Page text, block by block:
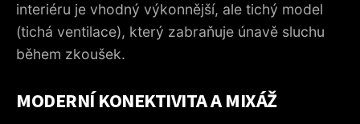
interiéru je vhodný výkonnější, ale tichý model
(tichá ventilace), který zabraňuje únavě sluchu
během zkoušek.
MODERNÍ KONEKTIVITA A MIXÁŽ